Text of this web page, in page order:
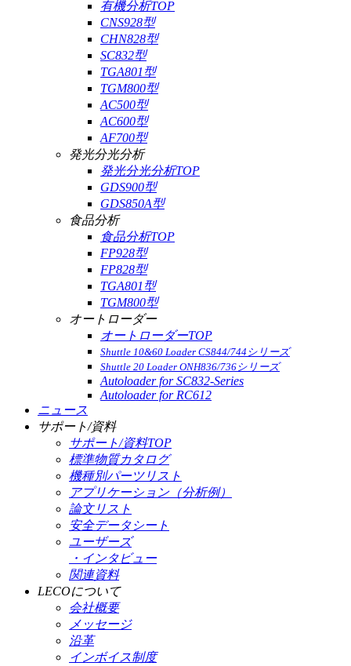
有機分析TOP
CNS928型
CHN828型
SC832型
TGA801型
TGM800型
AC500型
AC600型
AF700型
発光分光分析
発光分光分析TOP
GDS900型
GDS850A型
食品分析
食品分析TOP
FP928型
FP828型
TGA801型
TGM800型
オートローダー
オートローダーTOP
Shuttle 10&60 Loader CS844/744シリーズ
Shuttle 20 Loader ONH836/736シリーズ
Autoloader for SC832-Series
Autoloader for RC612
ニュース
サポート/資料
サポート/資料TOP
標準物質カタログ
機種別パーツリスト
アプリケーション（分析例）
論文リスト
安全データシート
ユーザーズ
・インタビュー
関連資料
LECOについて
会社概要
メッセージ
沿革
インボイス制度